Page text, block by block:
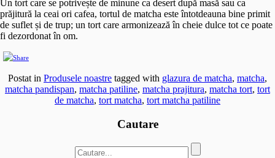
Un tort care se potrivește de minune ca desert după masă sau ca
prăjitură la ceai ori cafea, tortul de matcha este întotdeauna bine primit
de suflet și de trup; un tort care armonizează în cheie dulce tot ce poate
fi dezordonat în om.
Postat in Produsele noastre tagged with glazura de matcha, matcha,
matcha pandispan, matcha patiline, matcha prajitura, matcha tort, tort
de matcha, tort matcha, tort matcha patiline
Cautare